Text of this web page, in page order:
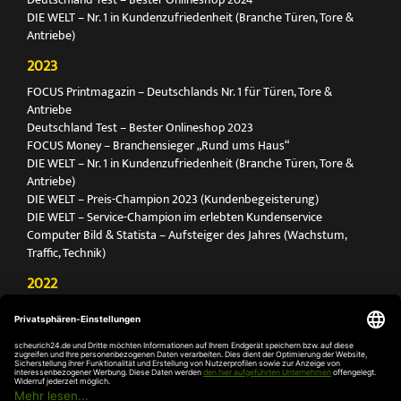
DIE WELT – Nr. 1 in Kundenzufriedenheit (Branche Türen, Tore &
Antriebe)
2023
FOCUS Printmagazin – Deutschlands Nr. 1 für Türen, Tore &
Antriebe
Deutschland Test – Bester Onlineshop 2023
FOCUS Money – Branchensieger „Rund ums Haus“
DIE WELT – Nr. 1 in Kundenzufriedenheit (Branche Türen, Tore &
Antriebe)
DIE WELT – Preis-Champion 2023 (Kundenbegeisterung)
DIE WELT – Service-Champion im erlebten Kundenservice
Computer Bild & Statista – Aufsteiger des Jahres (Wachstum,
Traffic, Technik)
2022
Antriebe
Deutschland Test – Bester Onlineshop 2022
FOCUS Money – Branchensieger „Rund ums Haus“
DIE WELT – Service-Champion im erlebten Kundenservice